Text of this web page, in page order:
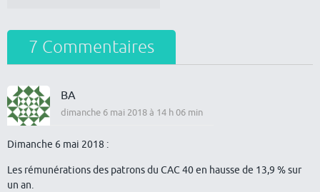
7 Commentaires
BA
dimanche 6 mai 2018 à 14 h 06 min
Dimanche 6 mai 2018 :
Les rémunérations des patrons du CAC 40 en hausse de 13,9 % sur
un an.